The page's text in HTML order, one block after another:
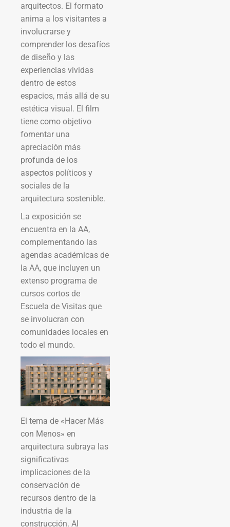
arquitectos. El formato
anima a los visitantes a
involucrarse y
comprender los desafíos
de diseño y las
experiencias vividas
dentro de estos
espacios, más allá de su
estética visual. El film
tiene como objetivo
fomentar una
apreciación más
profunda de los
aspectos políticos y
sociales de la
arquitectura sostenible.
La exposición se
encuentra en la AA,
complementando las
agendas académicas de
la AA, que incluyen un
extenso programa de
cursos cortos de
Escuela de Visitas que
se involucran con
comunidades locales en
todo el mundo.
El tema de «Hacer Más
con Menos» en
arquitectura subraya las
significativas
implicaciones de la
conservación de
recursos dentro de la
industria de la
construcción. Al